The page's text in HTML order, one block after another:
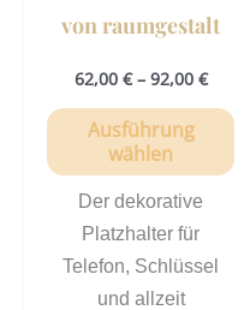
von raumgestalt
62,00 €– 92,00 €
Ausführung
wählen
Der dekorative
Platzhalter für
Telefon, Schlüssel
und allzeit